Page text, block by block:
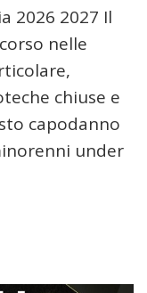
2026 2027 Il
nelle
chiuse e
capodanno
under